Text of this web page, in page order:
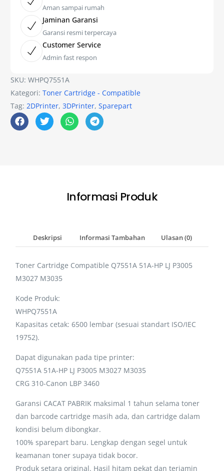
Aman sampai rumah
Jaminan Garansi
Garansi resmi terpercaya
Customer Service
Admin fast respon
SKU:WHPQ7551A
Kategori:Toner Cartridge - Compatible
Tag:2DPrinter,3DPrinter,Sparepart
Informasi Produk
Deskripsi Informasi Tambahan Ulasan (0)
Toner Cartridge Compatible Q7551A 51A-HP LJ P3005
M3027 M3035
Kode Produk:
WHPQ7551A
Kapasitas cetak: 6500 lembar (sesuai standart ISO/IEC
19752).
Dapat digunakan pada tipe printer:
Q7551A 51A-HP LJ P3005 M3027 M3035
CRG 310-Canon LBP 3460
Garansi CACAT PABRIK maksimal 1 tahun selama toner
dan barcode cartridge masih ada, dan cartridge dalam
kondisi belum dibongkar.
100% sparepart baru. Lengkap dengan segel untuk
keamanan toner supaya tidak bocor.
Produk setara original. Hasil hitam pekat dan terjamin